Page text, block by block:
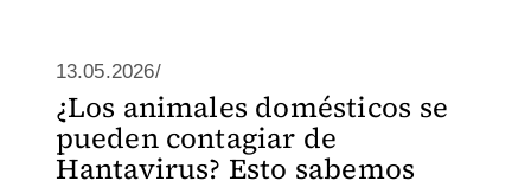
13.05.2026/
¿Los animales domésticos se
pueden contagiar de
Hantavirus? Esto sabemos